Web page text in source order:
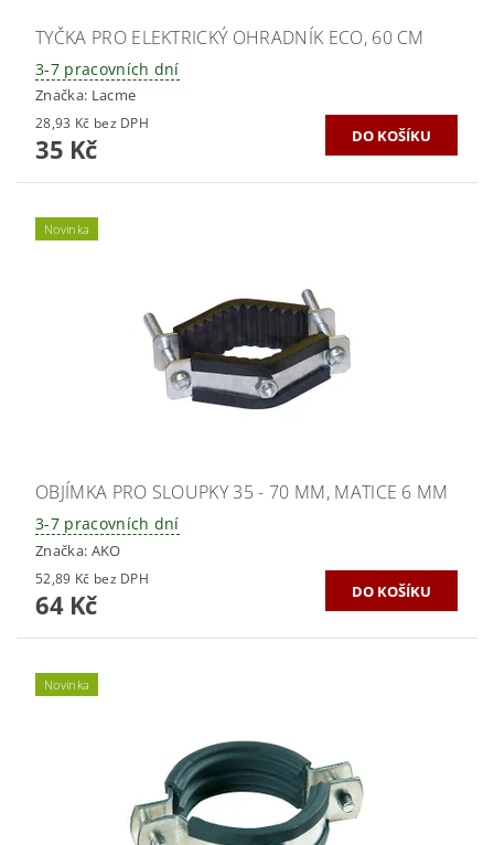
TYČKA PRO ELEKTRICKÝ OHRADNÍK ECO, 60 CM
3-7 pracovních dní
Značka: Lacme
28,93 Kč bez DPH
35 Kč
Novinka
OBJÍMKA PRO SLOUPKY 35 - 70 MM, MATICE 6 MM
3-7 pracovních dní
Značka: AKO
52,89 Kč bez DPH
64 Kč
Novinka